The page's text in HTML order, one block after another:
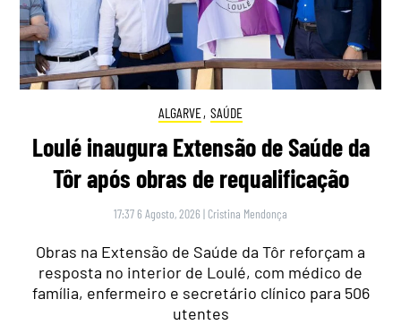
ALGARVE, SAÚDE
Loulé inaugura Extensão de Saúde da
Tôr após obras de requalificação
17:37 6 Agosto, 2026 | Cristina Mendonça
Obras na Extensão de Saúde da Tôr reforçam a
resposta no interior de Loulé, com médico de
família, enfermeiro e secretário clínico para 506
utentes